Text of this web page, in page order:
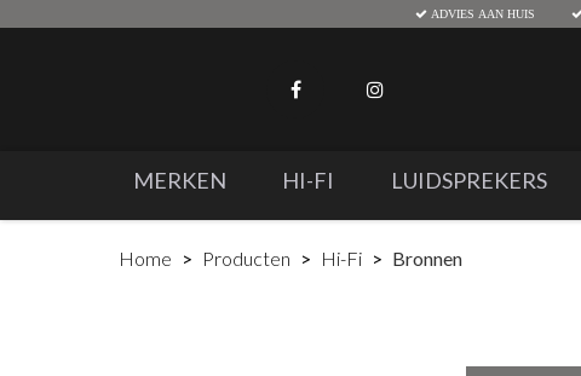
ADVIES AAN HUIS
MERKEN HI-FI LUIDSPREKERS
Home Producten Hi-Fi Bronnen